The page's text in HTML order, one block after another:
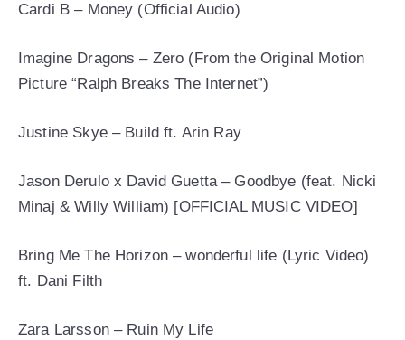
Cardi B – Money (Official Audio)
Imagine Dragons – Zero (From the Original Motion
Picture “Ralph Breaks The Internet”)
Justine Skye – Build ft. Arin Ray
Jason Derulo x David Guetta – Goodbye (feat. Nicki
Minaj & Willy William) [OFFICIAL MUSIC VIDEO]
Bring Me The Horizon – wonderful life (Lyric Video)
ft. Dani Filth
Zara Larsson – Ruin My Life